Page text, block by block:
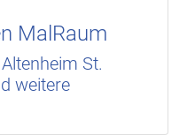
MalRaum
St.
weitere